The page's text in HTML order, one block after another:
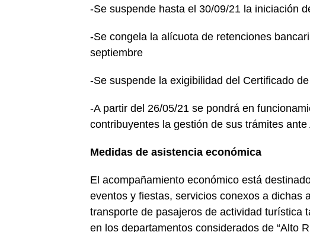
-Se suspende hasta el 30/09/21 la iniciación
-Se congela la alícuota de retenciones
septiembre
-Se suspende la exigibilidad del Certificado
-A partir del 26/05/21 se pondrá en
contribuyentes la gestión de sus trámites
Medidas de asistencia económica
El acompañamiento económico está
eventos y fiestas, servicios conexos a dichas
transporte de pasajeros de actividad turística
en los departamentos considerados de “Alto